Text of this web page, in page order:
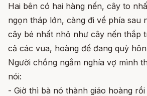
Hai bên có hai hàng nến, cây to
ngọn tháp lớn, càng đi về phía sau
cây bé nhất nhỏ như cây nến thắp
cả các vua, hoàng đế đang quỳ
Người chồng ngắm nghía vợ mình
nói:
- Giờ thì bà nó thành giáo hoàng rồi